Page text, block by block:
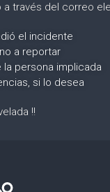
a través del correo
el incidente
a reportar
persona implicada
si lo desea
!!